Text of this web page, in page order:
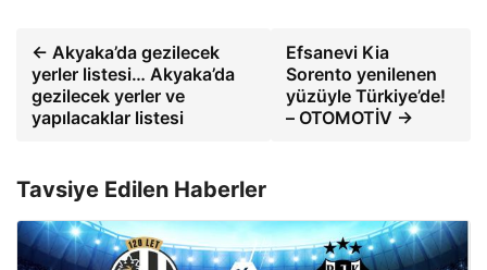
← Akyaka’da gezilecek
yerler listesi… Akyaka’da
gezilecek yerler ve
yapılacaklar listesi
Efsanevi Kia
Sorento yenilenen
yüzüyle Türkiye’de!
– OTOMOTİV →
Tavsiye Edilen Haberler